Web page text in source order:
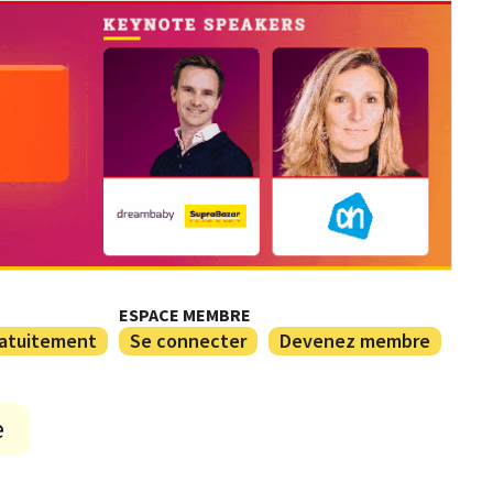
ESPACE MEMBRE
Se connecter Devenez membre